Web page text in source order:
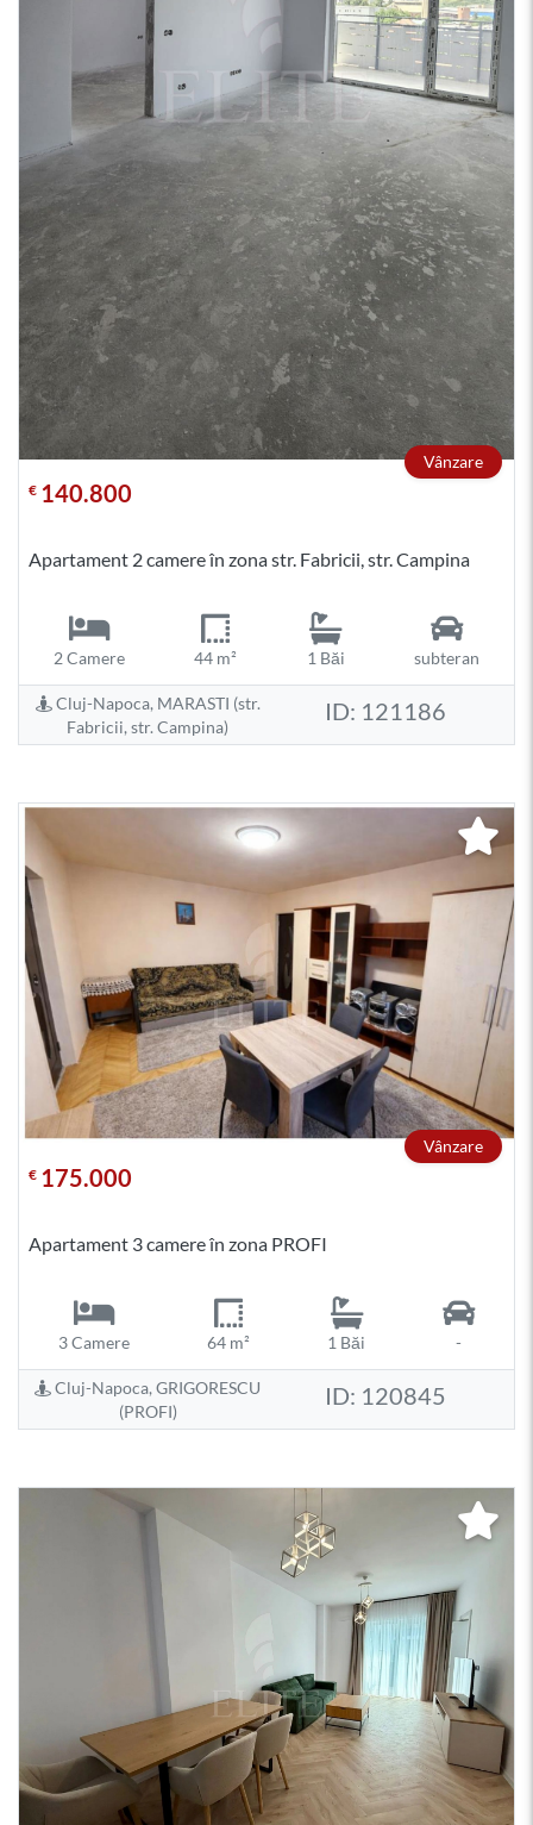
Vânzare
€ 140.800
Apartament 2 camere în zona str. Fabricii, str. Campina
2 Camere 44 m² 1 Băi subteran
Cluj-Napoca, MARASTI (str.
Fabricii, str. Campina)
ID: 121186
Vânzare
€ 175.000
Apartament 3 camere în zona PROFI
3 Camere 64 m² 1 Băi -
Cluj-Napoca, GRIGORESCU
(PROFI)
ID: 120845